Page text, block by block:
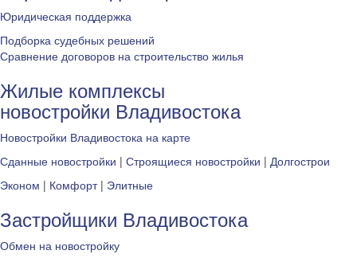
Юридическая поддержка
Подборка судебных решений
Сравнение договоров на строительство жилья
Жилые комплексы
новостройки Владивостока
Новостройки Владивостока на карте
Сданные новостройки | Строящиеся новостройки | Долгострои
Эконом | Комфорт| Элитные
Застройщики Владивостока
Обмен на новостройку